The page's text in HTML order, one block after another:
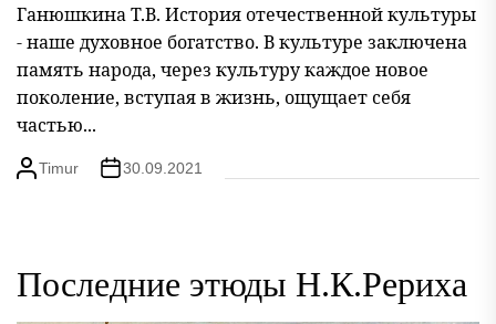
Ганюшкина Т.В. История отечественной культуры
- наше духовное богатство. В культуре заключена
память народа, через культуру каждое новое
поколение, вступая в жизнь, ощущает себя
частью...
Timur 30.09.2021
Последние этюды Н.К.Рериха